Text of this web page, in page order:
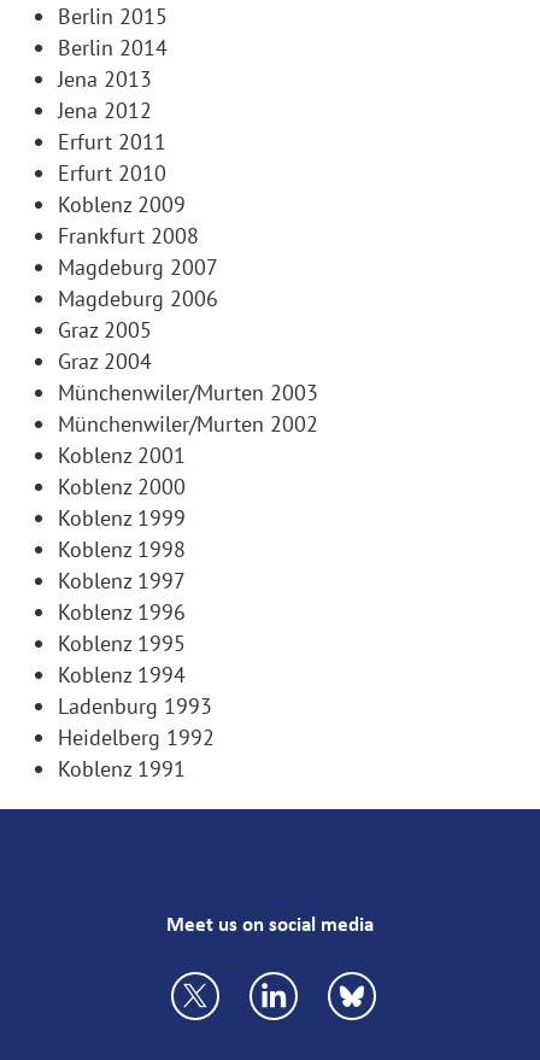
Berlin 2015
Berlin 2014
Jena 2013
Jena 2012
Erfurt 2011
Erfurt 2010
Koblenz 2009
Frankfurt 2008
Magdeburg 2007
Magdeburg 2006
Graz 2005
Graz 2004
Münchenwiler/Murten 2003
Münchenwiler/Murten 2002
Koblenz 2001
Koblenz 2000
Koblenz 1999
Koblenz 1998
Koblenz 1997
Koblenz 1996
Koblenz 1995
Koblenz 1994
Ladenburg 1993
Heidelberg 1992
Koblenz 1991
Meet us on social media